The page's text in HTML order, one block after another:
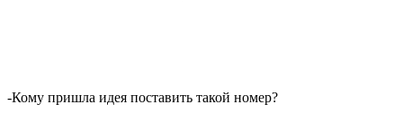
-Кому пришла идея поставить такой номер?